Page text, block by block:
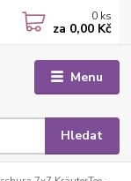
Menu
Hledat
0 ks
za 0,00 Kč